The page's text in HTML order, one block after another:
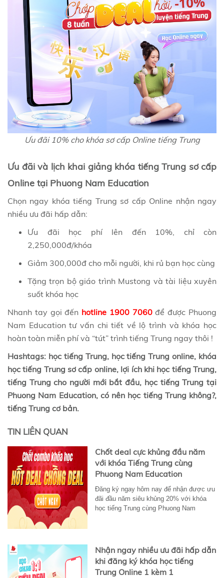
Ưu đãi 10% cho khóa sơ cấp Online tiếng Trung
Ưu đãi và lịch khai giảng khóa tiếng Trung sơ cấp
Online tại Phuong Nam Education
Chọn ngay khóa tiếng Trung sơ cấp Online nhận ngay
nhiều ưu đãi hấp dẫn:
Ưu đãi học phí lên đến 10%, chỉ còn
2,250,000đ/khóa
Giảm 300,000đ cho mỗi người, khi rủ bạn học cùng
Tặng trọn bộ giáo trình Mustong và tài liệu xuyên
suốt khóa học
Nhanh tay gọi đến hotline 1900 7060để được Phuong
Nam Education tư vấn chi tiết về lộ trình và khóa học
hoàn toàn miễn phí và “tút” trình tiếng Trung ngay thôi !
Hashtags: học tiếng Trung, học tiếng Trung online, khóa
học tiếng Trung sơ cấp online, lợi ích khi học tiếng Trung,
tiếng Trung cho người mới bắt đầu, học tiếng Trung tại
Phuong Nam Education, có nên học tiếng Trung không?,
tiếng Trung cơ bản.
TIN LIÊN QUAN
Chốt deal cực khủng đầu năm
với khóa Tiếng Trung cùng
Phuong Nam Education
Đăng ký ngay hôm nay để nhận được ưu
đãi đầu năm siêu khủng 20% với khóa
học tiếng Trung cùng Phuong Nam
Nhận ngay nhiều ưu đãi hấp dẫn
khi đăng ký khóa học tiếng
Trung Online 1 kèm 1